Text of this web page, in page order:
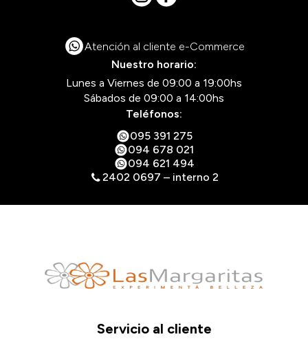
Atención al cliente e-Commerce
Nuestro horario:
Lunes a Viernes de 09:00 a 19:00hs
Sábados de 09:00 a 14:00hs
Teléfonos:
095 391 275
094 678 021
094 621 494
2402 0697 – interno 2
Servicio al cliente